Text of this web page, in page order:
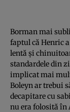
Borman mai
faptul că Henric
lentă și
standardele din
implicat mai
Boleyn ar trebui
decapitare cu
nu era folosită în